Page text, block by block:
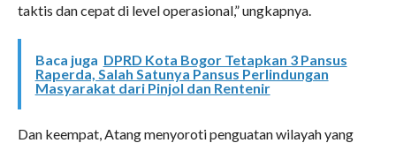
taktis dan cepat di level operasional,” ungkapnya.
Baca juga DPRD Kota Bogor Tetapkan 3 Pansus
Raperda, Salah Satunya Pansus Perlindungan
Masyarakat dari Pinjol dan Rentenir
Dan keempat, Atang menyoroti penguatan wilayah yang